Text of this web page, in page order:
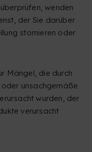
wenden
der Sie darüber
stornieren oder
Mängel, die durch
unsachgemäße
wurden, der
verursacht